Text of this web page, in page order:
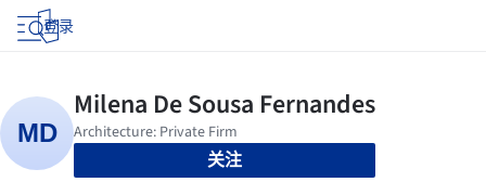
登录
关注